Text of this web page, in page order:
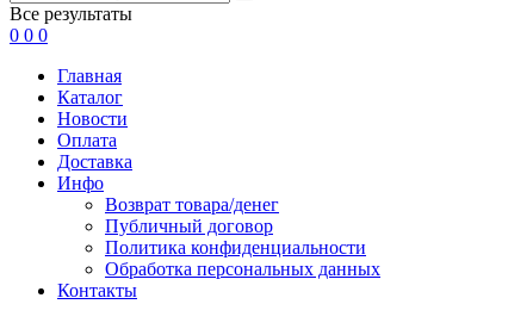
Все результаты
0 0 0
Главная
Каталог
Новости
Оплата
Доставка
Инфо
Возврат товара/денег
Публичный договор
Политика конфиденциальности
Обработка персональных данных
Контакты